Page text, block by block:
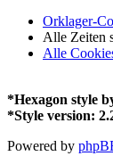
Orklager-
Alle Zeiten
Alle
*Hexagon style
*Style version:
Powered by